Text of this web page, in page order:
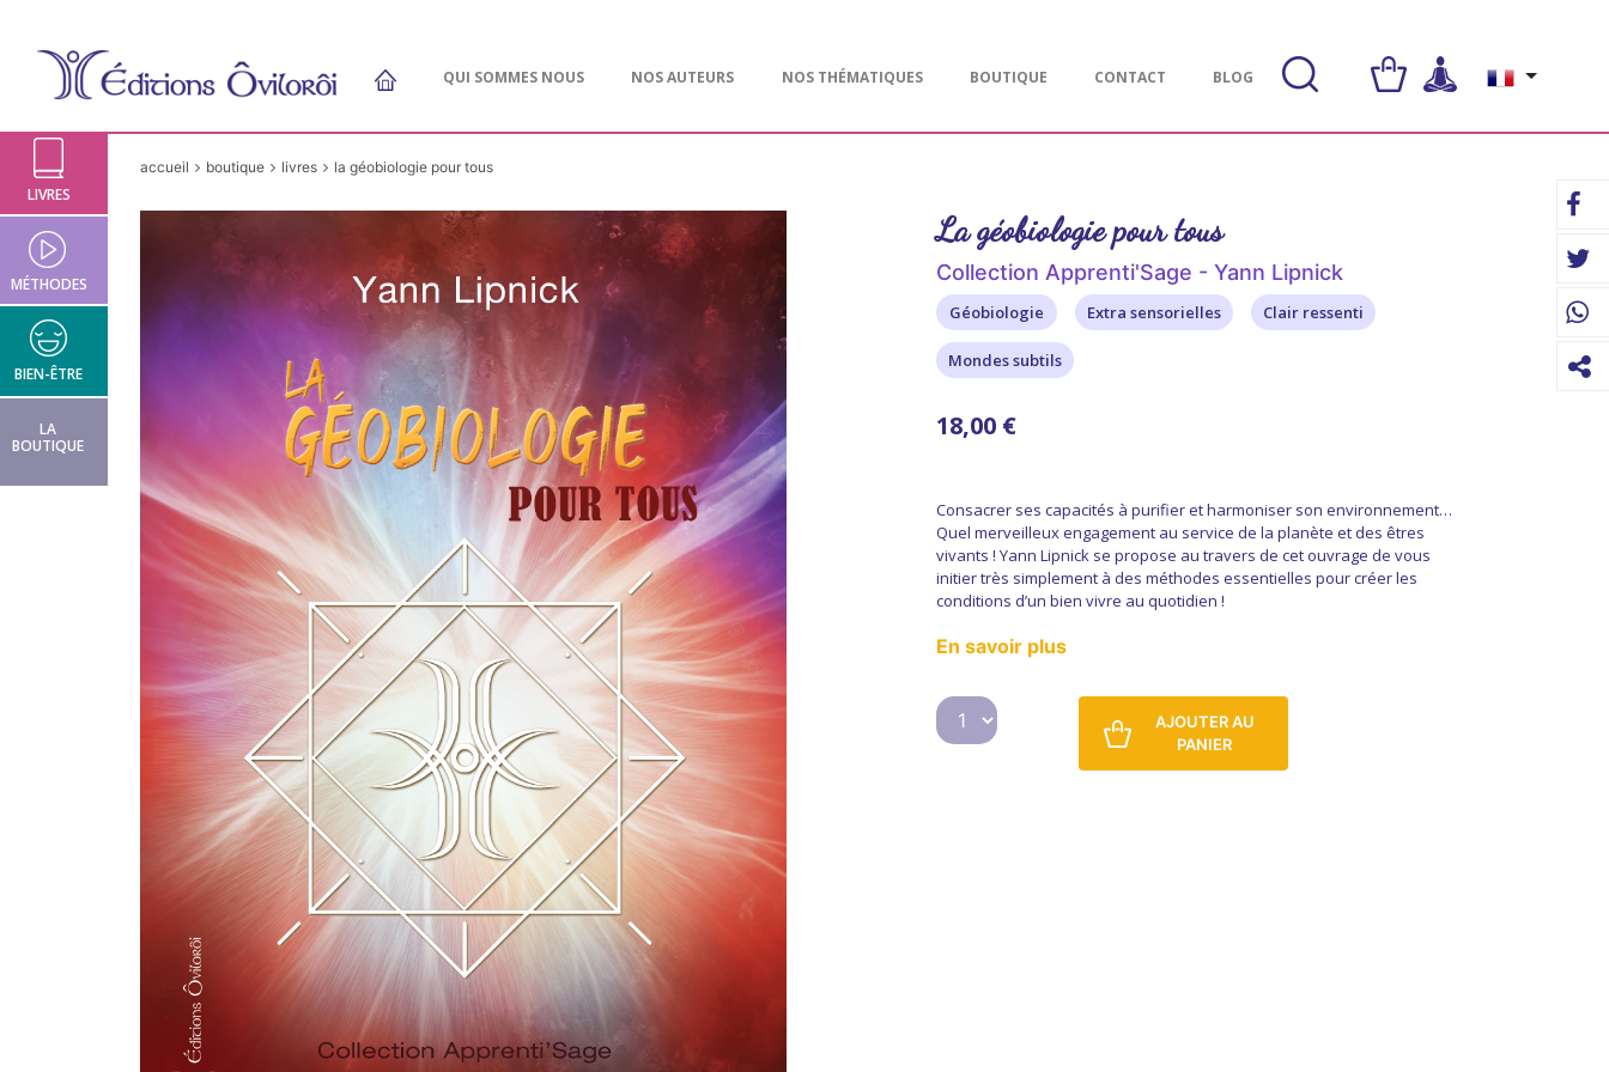
QUI SOMMES NOUS NOS AUTEURS NOS THÉMATIQUES BOUTIQUE CONTACT BLOG
LA
BOUTIQUE
LIVRES
MÉTHODES
BIEN-ÊTRE
accueil boutique livres la géobiologie pour tous
La géobiologie pour tous
Collection Apprenti'Sage - Yann Lipnick
Géobiologie Extra sensorielles Clair ressenti
Mondes subtils
18,00 €
Consacrer ses capacités à purifier et harmoniser son environnement…
Quel merveilleux engagement au service de la planète et des êtres
vivants ! Yann Lipnick se propose au travers de cet ouvrage de vous
initier très simplement à des méthodes essentielles pour créer les
conditions d’un bien vivre au quotidien !
En savoir plus
AJOUTER AU
PANIER